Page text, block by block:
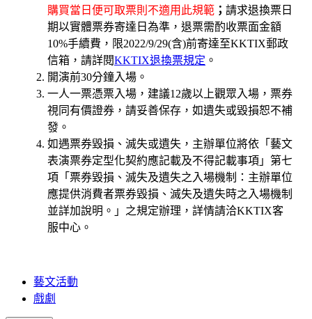
購買當日便可取票則不適用此規範 ； 請求退換票日
期以實體票券寄達日為準，退票需酌收票面金額
10%手續費，限2022/9/29(含)前寄達至KKTIX郵政
信箱，請詳閱KKTIX退換票規定 。
開演前30分鐘入場。
一人一票憑票入場，建議12歲以上觀眾入場，票券
視同有價證券，請妥善保存，如遺失或毀損恕不補
發。
如遇票券毀損、滅失或遺失，主辦單位將依「藝文
表演票券定型化契約應記載及不得記載事項」第七
項「票券毀損、滅失及遺失之入場機制：主辦單位
應提供消費者票券毀損、滅失及遺失時之入場機制
並詳加說明。」之規定辦理，詳情請洽KKTIX客
服中心。
藝文活動
戲劇